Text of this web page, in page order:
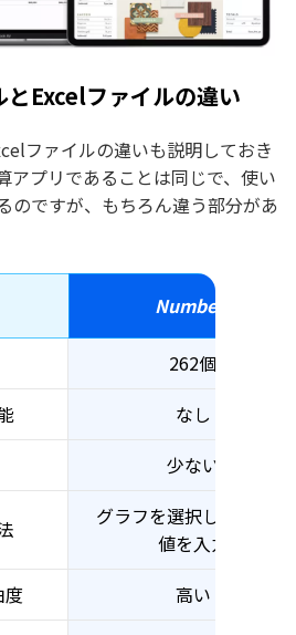
Excelファイルの違い
ファイルの違いも説明しておき
アプリであることは同じで、使い
のですが、もちろん違う部分があ
Numbers
262個
なし
少ない
グラフを選択してから数
値を入力
度
高い